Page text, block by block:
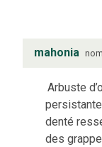
mahonia nom
Arbuste
denté
des